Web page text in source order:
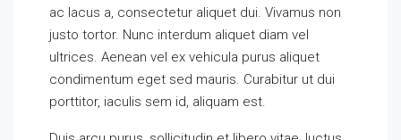
ac lacus a, consectetur aliquet dui. Vivamus non
justo tortor. Nunc interdum aliquet diam vel
ultrices. Aenean vel ex vehicula purus aliquet
condimentum eget sed mauris. Curabitur ut dui
porttitor, iaculis sem id, aliquam est.